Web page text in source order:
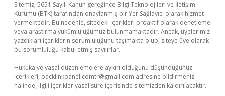
Sitemiz, 5651 Sayılı Kanun gereğince Bilgi Teknolojileri ve İletişim
Kurumu (BTK) tarafından onaylanmış bir Yer Sağlayıcı olarak hizmet
vermektedir. Bu nedenle, sitedeki içerikleri proaktif olarak denetleme
veya araştırma yükümlülüğümüz bulunmamaktadır. Ancak, üyelerimiz
yazdıkları içeriklerin sorumluluğunu taşımakta olup, siteye üye olarak
bu sorumluluğu kabul etmiş sayılırlar.
Hukuka ve yasal düzenlemelere aykırı olduğunu düşündüğünüz
içerikleri, backlinkpanelicomtr@gmail.com adresine bildirmeniz
halinde, ilgili içerikler yasal süre içerisinde sitemizden kaldırılacaktır.